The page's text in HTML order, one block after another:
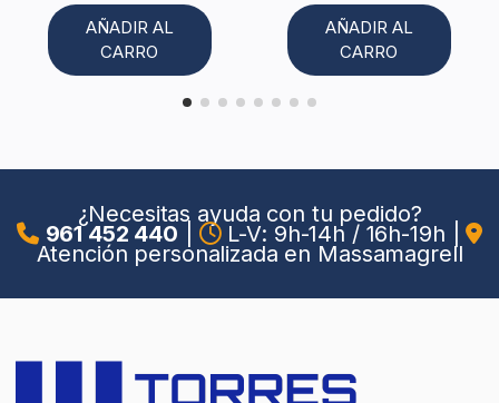
AÑADIR AL
CARRO
AÑADIR AL
CARRO
¿Necesitas ayuda con tu pedido?
961 452 440 L-V: 9h-14h / 16h-19h
Atención personalizada en Massamagrell